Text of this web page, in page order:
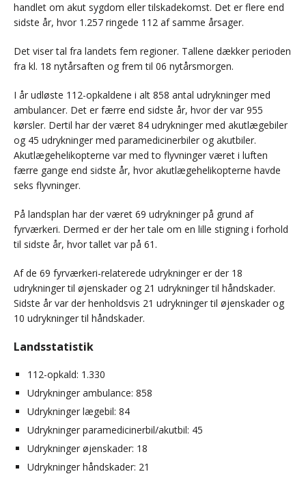
handlet om akut sygdom eller tilskadekomst. Det er flere end
sidste år, hvor 1.257 ringede 112 af samme årsager.
Det viser tal fra landets fem regioner. Tallene dækker perioden
fra kl. 18 nytårsaften og frem til 06 nytårsmorgen.
I år udløste 112-opkaldene i alt 858 antal udrykninger med
ambulancer. Det er færre end sidste år, hvor der var 955
kørsler. Dertil har der været 84 udrykninger med akutlægebiler
og 45 udrykninger med paramedicinerbiler og akutbiler.
Akutlægehelikopterne var med to flyvninger været i luften
færre gange end sidste år, hvor akutlægehelikopterne havde
seks flyvninger.
På landsplan har der været 69 udrykninger på grund af
fyrværkeri. Dermed er der her tale om en lille stigning i forhold
til sidste år, hvor tallet var på 61.
Af de 69 fyrværkeri-relaterede udrykninger er der 18
udrykninger til øjenskader og 21 udrykninger til håndskader.
Sidste år var der henholdsvis 21 udrykninger til øjenskader og
10 udrykninger til håndskader.
Landsstatistik
112-opkald: 1.330
Udrykninger ambulance: 858
Udrykninger lægebil: 84
Udrykninger paramedicinerbil/akutbil: 45
Udrykninger øjenskader: 18
Udrykninger håndskader: 21